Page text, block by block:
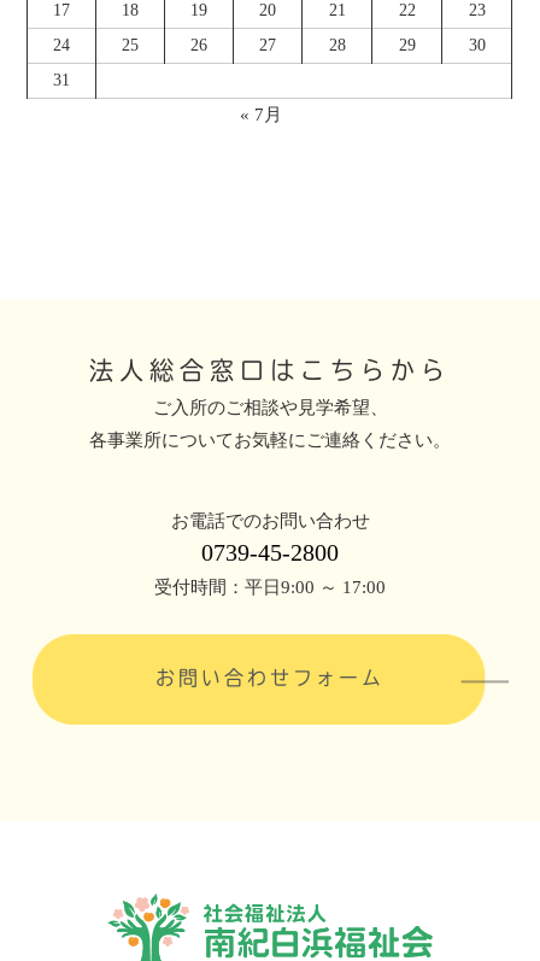
17
18 19 20 21 22
23
24
25 26 27 28 29
30
31
« 7月
法人総合窓口はこちらから
ご入所のご相談や見学希望、
各事業所についてお気軽にご連絡ください。
お電話でのお問い合わせ
0739-45-2800
受付時間：平日9:00 ～ 17:00
お問い合わせフォーム